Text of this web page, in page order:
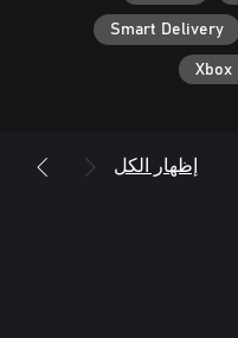
Smart Delivery
Xbox
إظهار الكل